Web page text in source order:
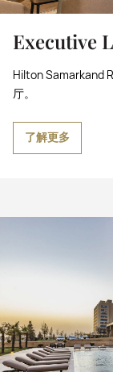
Executive
Hilton Samarkand
厅。
了解更多